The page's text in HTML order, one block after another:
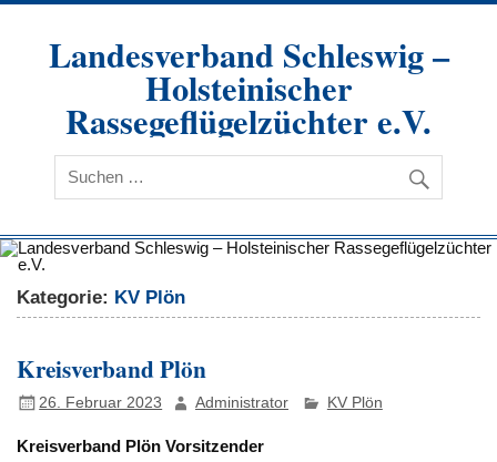
Zum
springenLandesverband Schleswig –
Holsteinischer
Rassegeflügelzüchter e.V.
Kategorie: KV Plön
Kreisverband Plön
26. Februar 2023 Administrator KV Plön
Kreisverband Plön Vorsitzender